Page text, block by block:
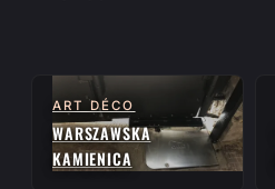
ART DÉCO
WARSZAWSKA
KAMIENICA